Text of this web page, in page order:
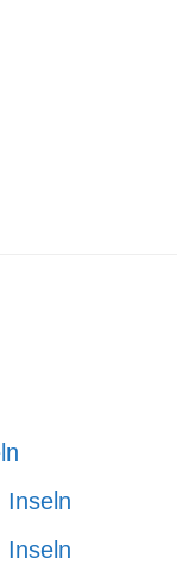
Inseln
Inseln